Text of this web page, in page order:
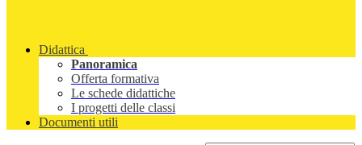
Didattica
Panoramica
Offerta formativa
Le schede didattiche
I progetti delle classi
Documenti utili